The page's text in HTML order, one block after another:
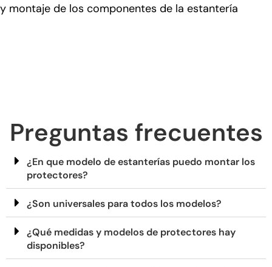
y montaje de los componentes de la estantería
Preguntas frecuentes
¿En que modelo de estanterías puedo montar los
protectores?
¿Son universales para todos los modelos?
¿Qué medidas y modelos de protectores hay
disponibles?